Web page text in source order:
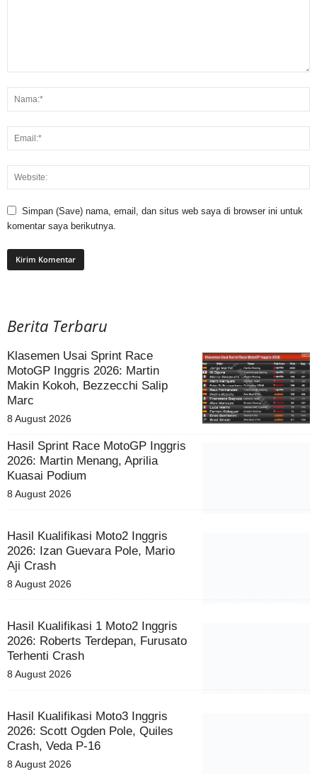
Simpan (Save) nama, email, dan situs web saya di browser ini untuk
komentar saya berikutnya.
Berita Terbaru
Klasemen Usai Sprint Race
MotoGP Inggris 2026: Martin
Makin Kokoh, Bezzecchi Salip
Marc
8 August 2026
Hasil Sprint Race MotoGP Inggris
2026: Martin Menang, Aprilia
Kuasai Podium
8 August 2026
Hasil Kualifikasi Moto2 Inggris
2026: Izan Guevara Pole, Mario
Aji Crash
8 August 2026
Hasil Kualifikasi 1 Moto2 Inggris
2026: Roberts Terdepan, Furusato
Terhenti Crash
8 August 2026
Hasil Kualifikasi Moto3 Inggris
2026: Scott Ogden Pole, Quiles
Crash, Veda P-16
8 August 2026